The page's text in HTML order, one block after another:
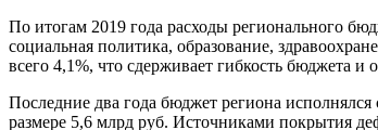
По итогам 2019 года расходы регионального
социальная политика, образование,
всего 4,1%, что сдерживает гибкость бюджета и
Последние два года бюджет региона
размере 5,6 млрд руб. Источниками покрытия